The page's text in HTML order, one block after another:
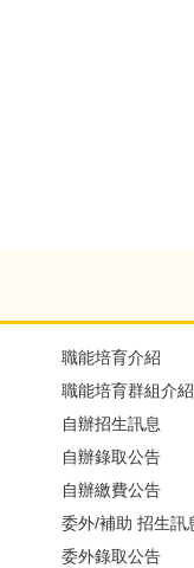
職能培育介紹
職能培育群組介紹
自辦招生訊息
自辦錄取公告
自辦繳費公告
委外/補助 招生訊
委外錄取公告